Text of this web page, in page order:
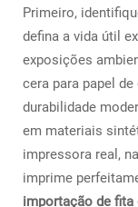
Primeiro,
defina a vida útil
exposições
cera para papel
durabilidade
em materiais
impressora real,
imprime
importação de